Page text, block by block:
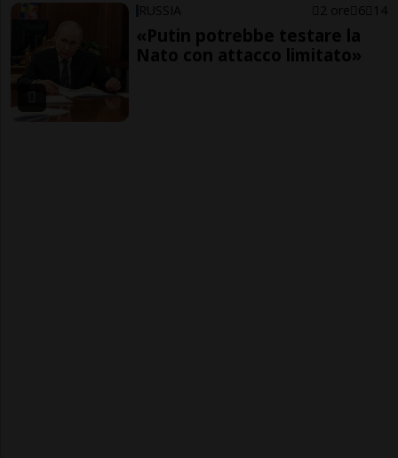
RUSSIA 2 ore 6 14
«Putin potrebbe testare la
Nato con attacco limitato»